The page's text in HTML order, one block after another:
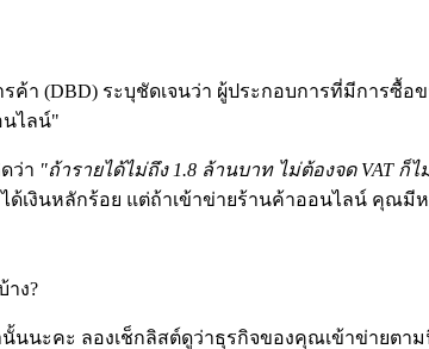
า (DBD) ระบุชัดเจนว่า ผู้ประกอบการที่มีการซื้อ
นไลน์"
ว่า "ถ้ารายได้ไม่ถึง 1.8 ล้านบาท ไม่ต้องจด VAT
ได้เงินหลักร้อย แต่ถ้าเข้าข่ายร้านค้าออนไลน์ คุณมี
าง?
นั้นนะคะ ลองเช็กลิสต์ดูว่าธุรกิจของคุณเข้าข่ายตา